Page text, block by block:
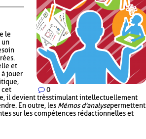
0
le
un
et
jouer
cet
il devient très stimulant intellectuellement
En outre, les Mémos d'analysepermettent
sur les compétences rédactionnelles et